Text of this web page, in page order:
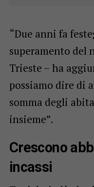
“Due anni fa
superamento del
Trieste – ha
possiamo dire di
somma degli
insieme”.
Crescono
incassi